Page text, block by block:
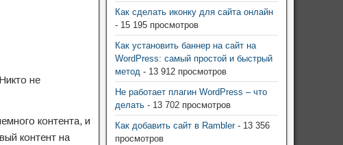
не
контента, и
контент на
Как сделать иконку для сайта онлайн
- 15 195 просмотров
Как установить баннер на сайт на
WordPress: самый простой и быстрый
метод - 13 912 просмотров
Не работает плагин WordPress – что
делать - 13 702 просмотров
Как добавить сайт в Rambler- 13 356
просмотров